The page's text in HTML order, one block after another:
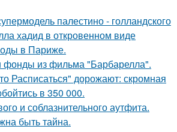
палестино - голландского
хадид в откровенном виде
в Париже.
из фильма "Барбарелла".
Расписаться" дорожают: скромная
в 350 000.
и соблазнительного аутфита.
быть тайна.